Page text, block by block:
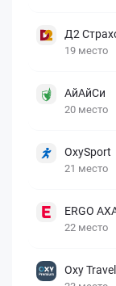
Д2
19 место
АйАйСи
20 место
OxySport
21 место
ERGO
22 место
Oxy